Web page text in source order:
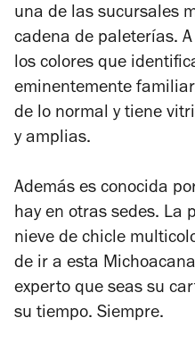
una de las sucursales
cadena de paleterías.
los colores que
eminentemente
de lo normal y tiene
y amplias.
Además es conocida
hay en otras sedes. La
nieve de chicle
de ir a esta
experto que seas su
su tiempo. Siempre.